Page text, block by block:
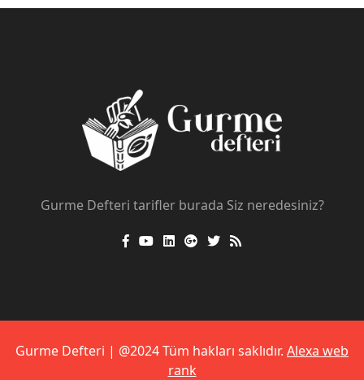
Gurme Defteri tarifler burada Siz neredesiniz?
Gurme Defteri | @2024 Tüm hakları saklıdır. Alexa web
rank